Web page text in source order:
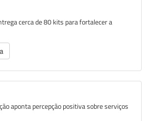
cerca de 80 kits para fortalecer a
aponta percepção positiva sobre serviços